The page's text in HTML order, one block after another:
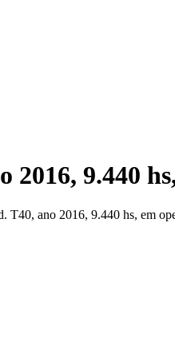
9.440
T40, ano 2016, 9.440 hs, em